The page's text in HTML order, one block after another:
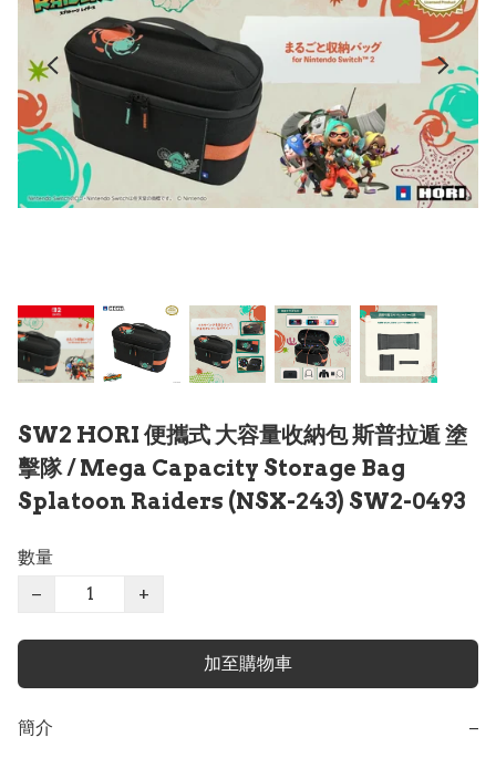
SW2 HORI 便攜式 大容量收納包 斯普拉遁 塗
擊隊 / Mega Capacity Storage Bag
Splatoon Raiders (NSX-243) SW2-0493
數量
−
+
加至購物車
簡介 −